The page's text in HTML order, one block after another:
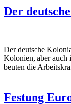
Der
Der deutsche
Kolonien, aber auch
beuten die
Festung